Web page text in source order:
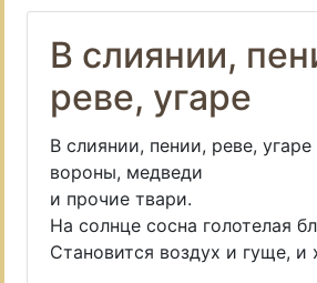
В слиянии,
реве, угаре
В слиянии, пении, реве,
вороны, медведи
и прочие твари.
На солнце сосна голотелая
Становится воздух и гуще, и